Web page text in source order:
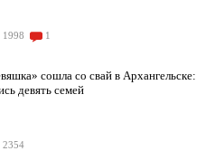
1998 1
сошла со свай в Архангельске:
девять семей
2354